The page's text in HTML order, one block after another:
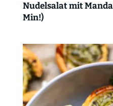
Nudelsalat mit
Min!)